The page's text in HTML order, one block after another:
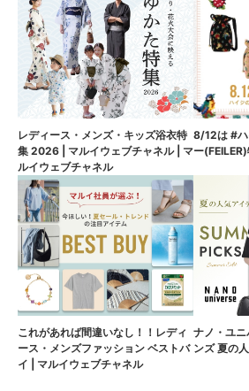
レディース・メンズ・キッズ浴衣特
集 2026 | マルイウェブチャネル | マ
ルイウェブチャネル
8/12は #
ー
これがあれば間違いなし！！レディ
ース・メンズファッション ベストバ
イ | マルイウェブチャネル
ナノ・ユ
ンズ 夏の